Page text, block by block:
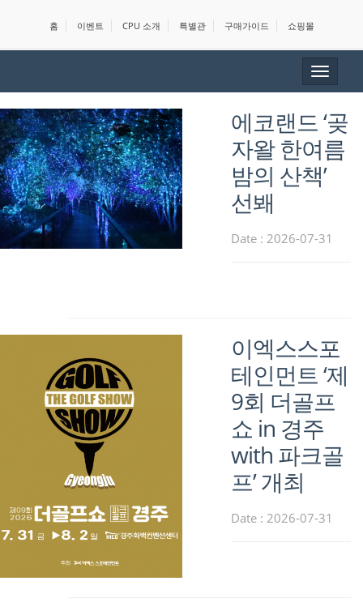
홈 이벤트 CPU 소개 특별관 구매가이드 쇼핑몰
Toggle
에코랜드 ‘곶
자왈 한여름
밤의 산책’
선봬
Date : 2026-07-31
이엑스스포
테인먼트 ‘제
9회 더골프
쇼 in 경주
with 파크골
프’ 개최
Date : 2026-07-31